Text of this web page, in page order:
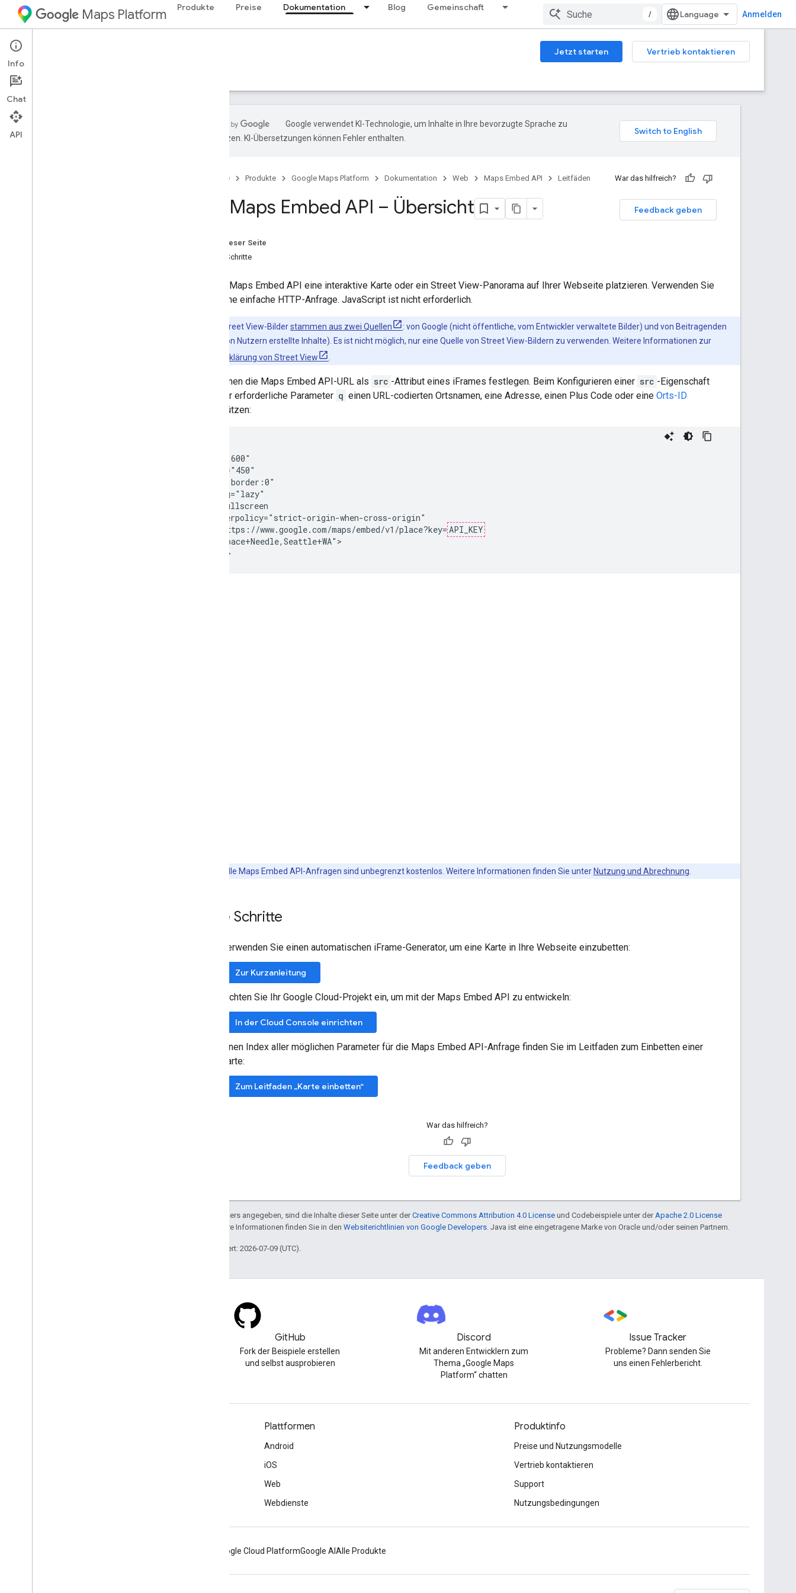
Maps Platform Produkte Preise Dokumentation Blog Gemeinschaft
/ Anmelden
Web Jetzt starten
Vertrieb kontaktieren
Leitfäden
Google verwendet KI-Technologie, um Inhalte in Ihre bevorzugte Sprache zu
übersetzen. KI-Übersetzungen können Fehler enthalten.
Startseite Produkte Google Maps Platform Dokumentation Web Maps Embed API Leitfäden War das hilfreich?
Feedback geben
Die Maps Embed API – Übersicht
Auf dieser Seite
Erste Schritte
Mit der Maps Embed API eine interaktive Karte oder ein Street View-Panorama auf Ihrer Webseite platzieren. Verwenden Sie
dazu eine einfache HTTP-Anfrage. JavaScript ist nicht erforderlich.
:Street View-Bilderstammen aus zwei Quellen
: von Google (nicht öffentliche, vom Entwickler verwaltete Bilder) und von Beitragenden
(öffentliche, von Nutzern erstellte Inhalte). Es ist nicht möglich, nur eine Quelle von Street View-Bildern zu verwenden. Weitere Informationen zur
Datenschutzerklärung von Street View
Sie können die Maps Embed API-URL als src -Attribut eines iFrames festlegen. Beim Konfigurieren einer src -Eigenschaft
kann der erforderliche Parameter q einen URL-codierten Ortsnamen, eine Adresse, einen Plus Code oder eine Orts-ID
unterstützen:
  width="600"
  height="450"
  style="border:0"
  loading="lazy"
  allowfullscreen
  referrerpolicy="strict-origin-when-cross-origin"
  src="https://www.google.com/maps/embed/v1/place?key=
API_KEY
    &q=Space+Needle,Seattle+WA">
</iframe>
Alle Maps Embed API-Anfragen sind unbegrenzt kostenlos. Weitere Informationen finden Sie unter Nutzung und Abrechnung
Erste Schritte
Verwenden Sie einen automatischen iFrame-Generator, um eine Karte in Ihre Webseite einzubetten:
Zur Kurzanleitung
Richten Sie Ihr Google Cloud-Projekt ein, um mit der Maps Embed API zu entwickeln:
In der Cloud Console einrichten
Einen Index aller möglichen Parameter für die Maps Embed API-Anfrage finden Sie im Leitfaden zum Einbetten einer
Karte:
Zum Leitfaden „Karte einbetten“
War das hilfreich?
Feedback geben
Sofern nicht anders angegeben, sind die Inhalte dieser Seite unter derCreative Commons Attribution 4.0 License und Codebeispiele unter der Apache 2.0 License
lizenziert. Weitere Informationen finden Sie in den Websiterichtlinien von Google Developers . Java ist eine eingetragene Marke von Oracle und/oder seinen Partnern.
Zuletzt aktualisiert: 2026-07-09 (UTC).
GitHub
Fork der Beispiele erstellen
und selbst ausprobieren
Discord
Mit anderen Entwicklern zum
Thema „Google Maps
Platform“ chatten
Issue Tracker
Probleme? Dann senden Sie
uns einen Fehlerbericht.
Plattformen
Android
iOS
Web
Webdienste
Produktinfo
Preise und Nutzungsmodelle
Vertrieb kontaktieren
Support
Nutzungsbedingungen
Google Cloud PlatformGoogle AI Alle Produkte
Info
Chat
API